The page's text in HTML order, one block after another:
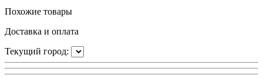
Похожие товары
Доставка и оплата
Текущий город: